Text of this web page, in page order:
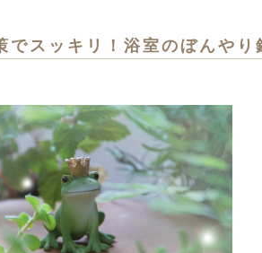
でスッキリ！浴室のぼんやり